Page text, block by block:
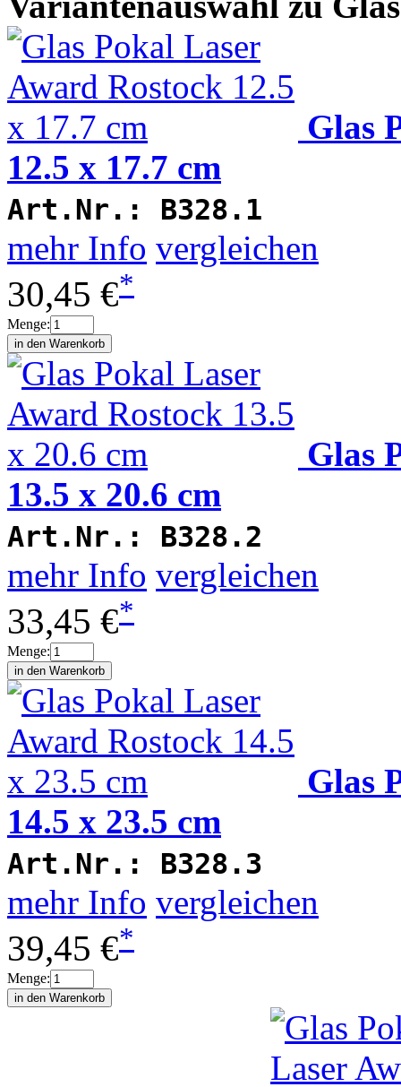
Glas
12.5 x 17.7 cm
Art.Nr.: B328.1
mehr Info vergleichen
30,45 €*
Menge:
Glas
13.5 x 20.6 cm
Art.Nr.: B328.2
mehr Info vergleichen
33,45 €*
Menge:
Glas
14.5 x 23.5 cm
Art.Nr.: B328.3
mehr Info vergleichen
39,45 €*
Menge: